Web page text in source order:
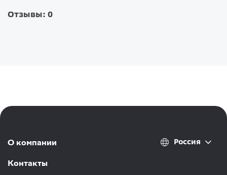
Отзывы: 0
О компании
Контакты
Россия